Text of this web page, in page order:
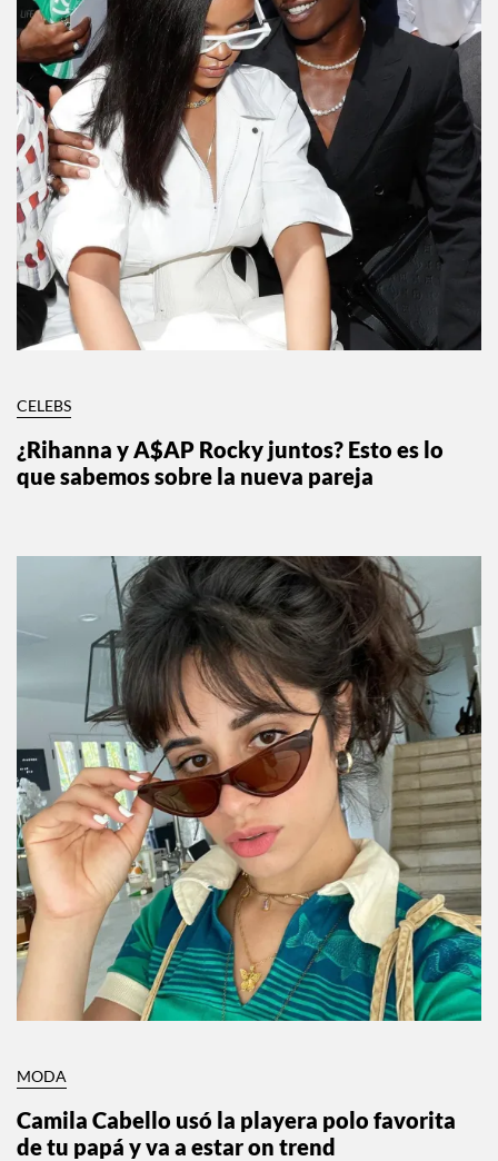
CELEBS
¿Rihanna y A$AP Rocky juntos? Esto es lo
que sabemos sobre la nueva pareja
MODA
Camila Cabello usó la playera polo favorita
de tu papá y va a estar on trend